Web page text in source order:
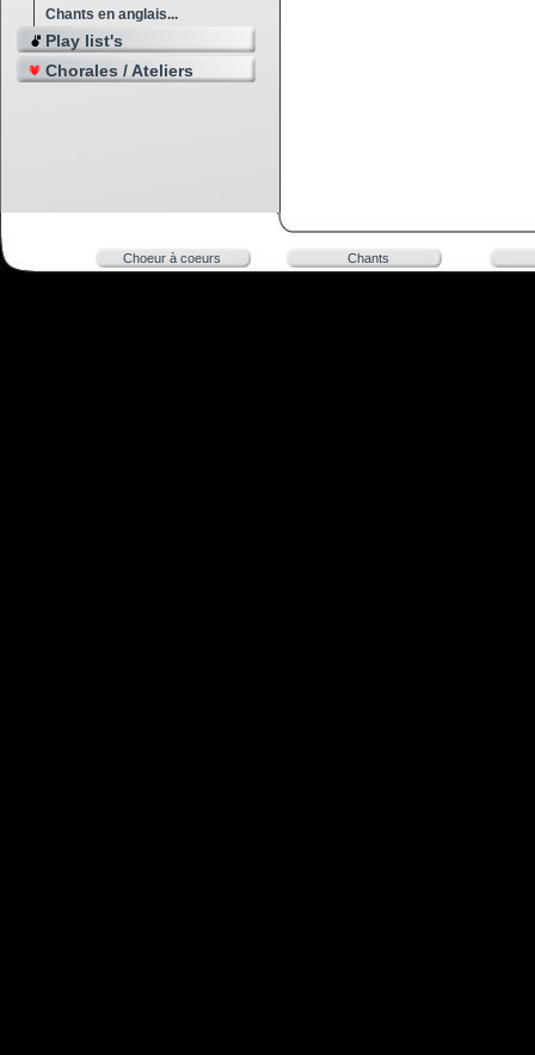
Chants en anglais...
Play list's
Chorales / Ateliers
Choeur à coeurs Chants